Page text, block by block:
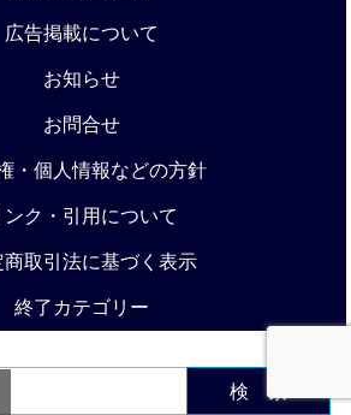
広告掲載について
お知らせ
お問合せ
・個人情報などの方針
ンク・引用について
商取引法に基づく表示
終了カテゴリー
検 索